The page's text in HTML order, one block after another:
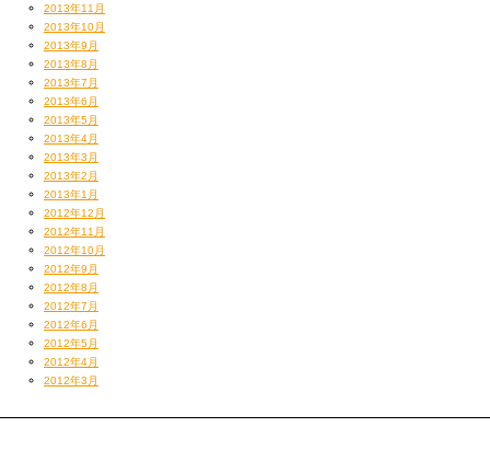
インスタや今後Abema Mixの方でも導入して新機能駆使したPLAYをどんど
ん見せていくので、お楽しみに。
S11の紹介はYoutubeで、DJ LEADくんのリードマンちゃんねるや
Otairecordのチャンネルでもしてきましたんでご覧あれ。
https://youtu.be/-2dpKWe5CoU
2013年11月
2013年10月
2013年9月
2013年8月
2013年7月
2013年6月
2013年5月
2013年4月
2013年3月
2013年2月
2013年1月
2012年12月
2012年11月
2012年10月
2012年9月
2012年8月
2012年7月
2012年6月
2012年5月
2012年4月
2012年3月